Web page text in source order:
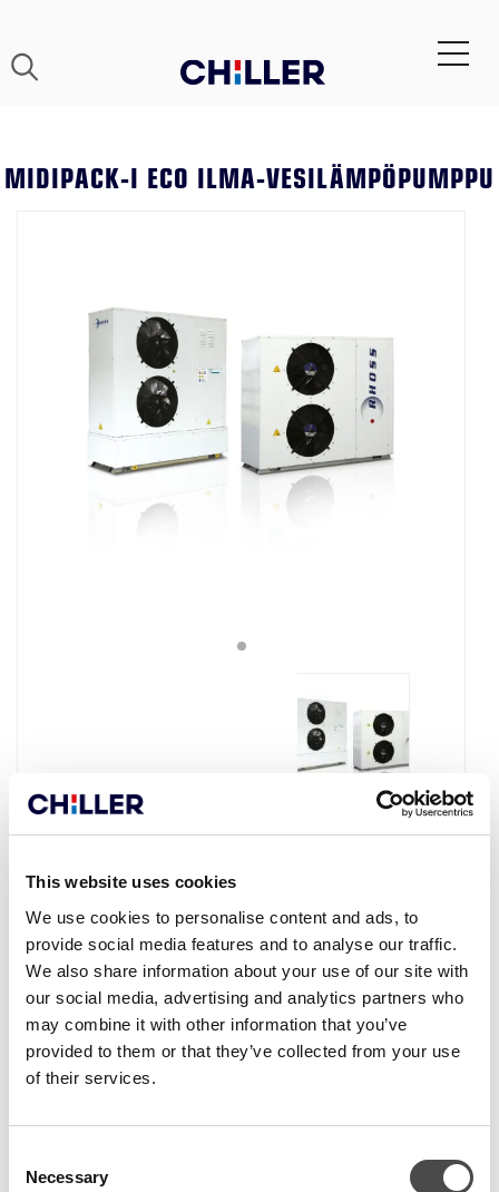
This website uses cookies
We use cookies to personalise content and ads, to
provide social media features and to analyse our traffic.
We also share information about your use of our site with
our social media, advertising and analytics partners who
may combine it with other information that you’ve
provided to them or that they’ve collected from your use
of their services.
Selection
Necessary
MIDIPACK-I ECO ILMA-VESILÄMPÖPUMPPU
TEKNISET TIEDOT
Lisälämmitykseen ja jäähdytykseen
rakennuksen lisälämmitysjärjestelmäksi sekä kesäaikaiseen